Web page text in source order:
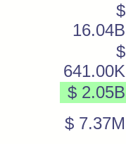
$
16.04B
$
641.00K
$ 2.05B
$ 7.37M